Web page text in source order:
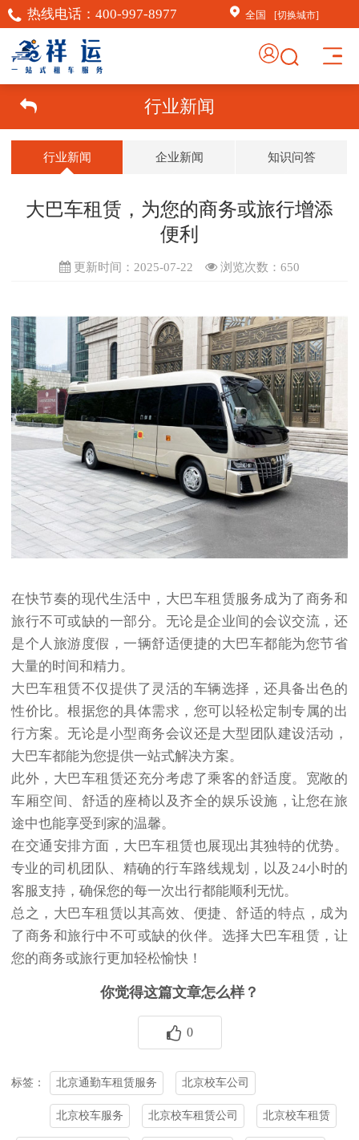
热线电话： 400-997-8977 全国 [切换城市]
行业新闻
行业新闻 企业新闻 知识问答
大巴车租赁，为您的商务或旅行增添
便利
更新时间：2025-07-22 浏览次数： 650
在快节奏的现代生活中，大巴车租赁服务成为了商务和
旅行不可或缺的一部分。无论是企业间的会议交流，还
是个人旅游度假，一辆舒适便捷的大巴车都能为您节省
大量的时间和精力。
大巴车租赁不仅提供了灵活的车辆选择，还具备出色的
性价比。根据您的具体需求，您可以轻松定制专属的出
行方案。无论是小型商务会议还是大型团队建设活动，
大巴车都能为您提供一站式解决方案。
此外，大巴车租赁还充分考虑了乘客的舒适度。宽敞的
车厢空间、舒适的座椅以及齐全的娱乐设施，让您在旅
途中也能享受到家的温馨。
在交通安排方面，大巴车租赁也展现出其独特的优势。
专业的司机团队、精确的行车路线规划，以及24小时的
客服支持，确保您的每一次出行都能顺利无忧。
总之，大巴车租赁以其高效、便捷、舒适的特点，成为
了商务和旅行中不可或缺的伙伴。选择大巴车租赁，让
您的商务或旅行更加轻松愉快！
你觉得这篇文章怎么样？
0
标签： 北京通勤车租赁服务 北京校车公司
北京校车服务 北京校车租赁公司 北京校车租赁
AI客服助手
感谢信任！
祥运汽车租赁（北京）有
务：15718876389；
1.如何订车